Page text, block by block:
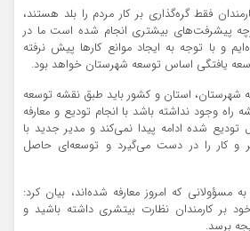
فقط گره‌گذاری بر کار مردم را بلد هستند،
پیشرفت‌های بیشتری انجام شده است ما در
و با توجه به ایجاد موانع کارها پیش نرفته
یافتگی اساس توسعه شهرستان خواهد بود.
شهرستان، استان و کشور باید طبق نقشه توسعه
راه وجود نداشته باشد با انجام تودیع و معارفه
تودیع شده ادامه پیدا نمی‌کند و مدیر جدید با
کار را در دست می‌گیرد و توسعه‌ای حاصل
بهمسؤولانی که امروز معارفه شده‌اند، بیان کرد:
بر کارمندان نظارت بیتشری داشته باشید و
برسد.